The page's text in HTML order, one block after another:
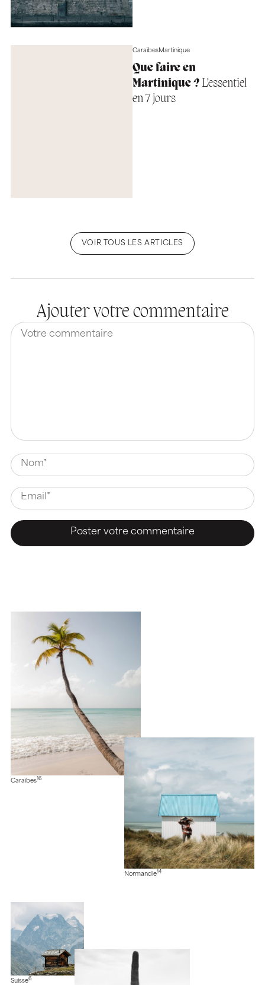
CaraïbesMartinique
Que faire en
Martinique ?L’essentiel
en 7 jours
VOIR TOUS LES ARTICLES
Ajouter votre commentaire
Caraïbes16
Normandie14
Suisse6